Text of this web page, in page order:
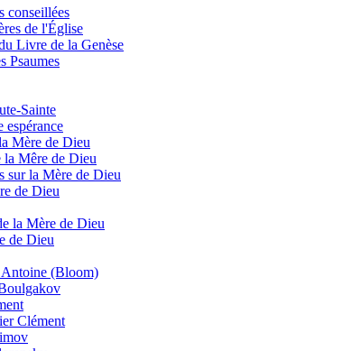
conseillées
de l'Église
Livre de la Genèse
Psaumes
Sainte
espérance
Mère de Dieu
la Mêre de Dieu
sur la Mère de Dieu
de Dieu
la Mère de Dieu
de Dieu
(Bloom)
Clément